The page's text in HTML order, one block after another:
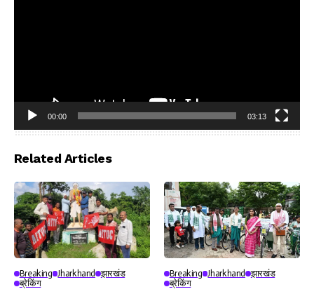
Player
00:00 03:13
Related Articles
Breaking Jharkhand
झारखंड
ब्रेकिंग
Breaking Jharkhand
झारखंड
ब्रेकिंग